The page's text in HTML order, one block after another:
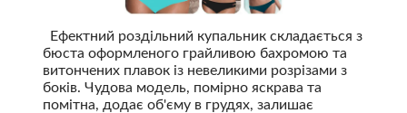
Ефектний роздільний купальник складається з
бюста оформленого грайливою бахромою та
витончених плавок із невеликими розрізами з
боків. Чудова модель, помірно яскрава та
помітна, додає об'єму в грудях, залишає